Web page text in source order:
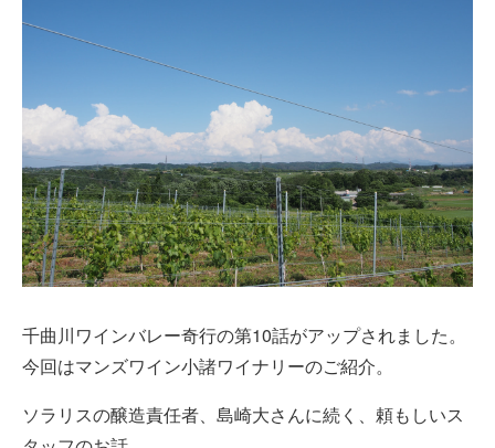
千曲川ワインバレー奇行の第10話がアップされました。
今回はマンズワイン小諸ワイナリーのご紹介。
ソラリスの醸造責任者、島崎大さんに続く、頼もしいス